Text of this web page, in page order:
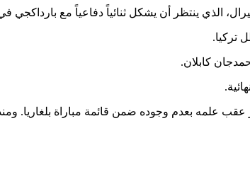
الذي ينتظر أن يشكل ثنائياً دفاعياً مع
تركيا.
كابلان.
علمه بعدم وجوده ضمن قائمة مباراة بلغاريا. ومنذ